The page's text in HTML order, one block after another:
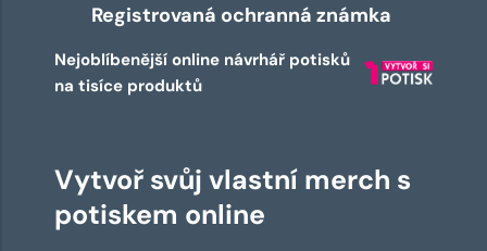
Registrovaná ochranná známka
Nejoblíbenější online návrhář potisků
na tisíce produktů
Vytvoř svůj vlastní merch s
potiskem online